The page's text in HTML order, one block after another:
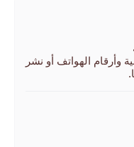
وأرقام الهواتف أو نشر